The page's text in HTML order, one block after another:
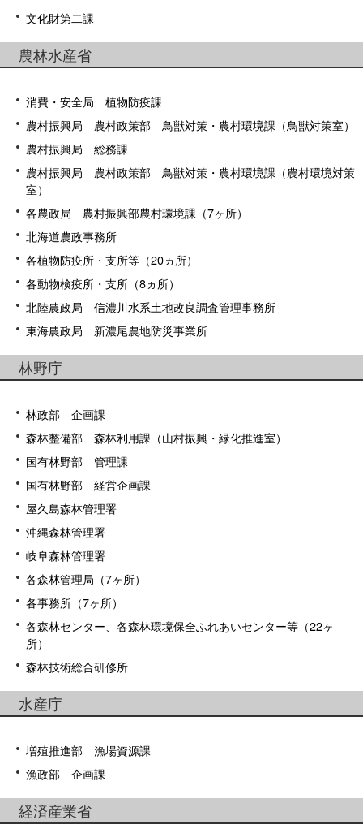
文化財第二課
農林水産省
消費・安全局 植物防疫課
農村振興局 農村政策部 鳥獣対策・農村環境課（鳥獣対策室）
農村振興局 総務課
農村振興局 農村政策部 鳥獣対策・農村環境課（農村環境対策
室）
各農政局 農村振興部農村環境課（7ヶ所）
北海道農政事務所
各植物防疫所・支所等（20ヵ所）
各動物検疫所・支所（8ヵ所）
北陸農政局 信濃川水系土地改良調査管理事務所
東海農政局 新濃尾農地防災事業所
林野庁
林政部 企画課
森林整備部 森林利用課（山村振興・緑化推進室）
国有林野部 管理課
国有林野部 経営企画課
屋久島森林管理署
沖縄森林管理署
岐阜森林管理署
各森林管理局（7ヶ所）
各事務所（7ヶ所）
各森林センター、各森林環境保全ふれあいセンター等（22ヶ
所）
森林技術総合研修所
水産庁
増殖推進部 漁場資源課
漁政部 企画課
経済産業省